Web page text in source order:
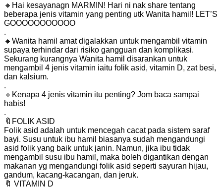
🔸Hai kesayanagn MARMIN! Hari ni nak share tentang
beberapa jenis vitamin yang penting utk Wanita hamil! LET’S
GOOOOOOOOOOO
.
🔸Wanita hamil amat digalakkan untuk mengambil vitamin
supaya terhindar dari risiko gangguan dan komplikasi.
Sekurang kurangnya Wanita hamil disarankan untuk
mengambil 4 jenis vitamin iaitu folik asid, vitamin D, zat besi,
dan kalsium.
.
🔸Kenapa 4 jenis vitamin itu penting? Jom baca sampai
habis!
.
🔖FOLIK ASID
Folik asid adalah untuk mencegah cacat pada sistem saraf
bayi. Susu untuk ibu hamil biasanya sudah mengandungi
asid folik yang baik untuk janin. Namun, jika ibu tidak
mengambil susu ibu hamil, maka boleh digantikan dengan
makanan yg mengandungi folik asid seperti sayuran hijau,
gandum, kacang-kacangan, dan jeruk.
🔖 VITAMIN D